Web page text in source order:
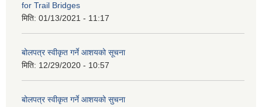
for Trail Bridges
मिति: 01/13/2021 - 11:17
बोलपत्र स्वीकृत गर्ने आशयको सूचना
मिति: 12/29/2020 - 10:57
बोलपत्र स्वीकृत गर्ने आशयको सुचना